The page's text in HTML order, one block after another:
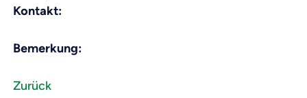
Kontakt:
Bemerkung:
Zurück